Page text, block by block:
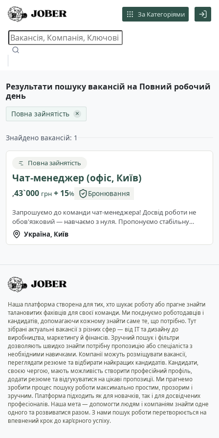
За Категоріями
Результати пошуку вакансій на Повний робочий
день
Повна зайнятість ×
Знайдено вакансій: 1
Повна зайнятість
Чат-менеджер (офіс, Київ)
,43`000 грн+ 15% Бронювання
Запрошуємо до команди чат-менеджера! Досвід роботи не
обов'язковий — навчаємо з нуля. Пропонуємо стабільну
оплату, комфортний офіс у Києві, дружній колектив,
можливість кар'єрного розвитку та підтримку на всіх етапах
Україна, Київ
Наша платформа створена для тих, хто шукає роботу або прагне знайти
талановитих фахівців для своєї команди. Ми поєднуємо роботодавців і
кандидатів, допомагаючи кожному знайти саме те, що потрібно. Тут
зібрані актуальні вакансії з різних сфер — від IT та дизайну до
виробництва, маркетингу й фінансів. Зручний пошук і фільтри
дозволяють швидко знайти потрібну пропозицію або спеціаліста з
необхідними навичками. Компанії можуть розміщувати вакансії,
переглядати резюме та відбирати найкращих кандидатів. Кандидати,
своєю чергою, мають можливість створити професійний профіль,
додати резюме та відгукуватися на цікаві пропозиції. Ми прагнемо
зробити процес пошуку роботи максимально простим, прозорим і
зручним. Платформа підходить як для новачків, так і для досвідчених
професіоналів. Наша мета — допомогти людям і компаніям знайти одне
одного та розвиватися разом. З нами пошук роботи перетворюється на
впевнений крок до кар’єрного успіху.